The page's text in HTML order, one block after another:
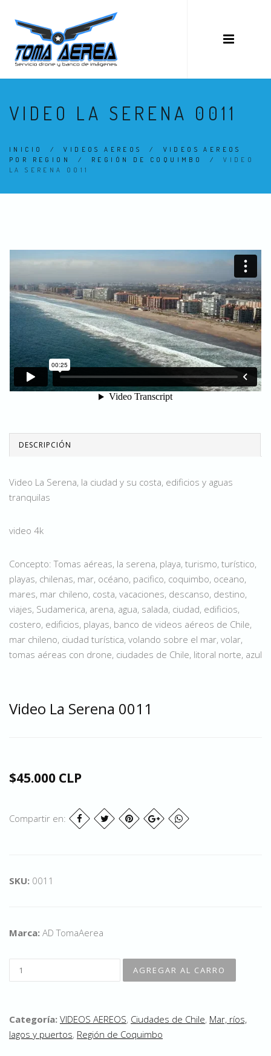
VIDEO LA SERENA 0011
INICIO /VIDEOS AEREOS / VIDEOS AEREOS
POR REGION
/ REGIÓN DE COQUIMBO /VIDEO
LA SERENA 0011
DESCRIPCIÓN
Video La Serena, la ciudad y su costa, edificios y aguas
tranquilas
video 4k
Concepto: Tomas aéreas, la serena, playa, turismo, turístico,
playas, chilenas, mar, océano, pacifico, coquimbo, oceano,
mares, mar chileno, costa, vacaciones, descanso, destino,
viajes, Sudamerica, arena, agua, salada, ciudad, edificios,
costero, edificios, playas, banco de videos aéreos de Chile,
mar chileno, ciudad turística, volando sobre el mar, volar,
tomas aéreas con drone, ciudades de Chile, litoral norte, azul
Video La Serena 0011
$45.000 CLP
Compartir en:
SKU: 0011
Marca: AD TomaAerea
Categoría: VIDEOS AEREOS, Ciudades de Chile, Mar, ríos,
lagos y puertos, Región de Coquimbo